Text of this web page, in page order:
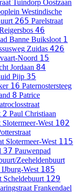
Tuindorp Oostzaan
Westindische
265 Parelstraat
46
Banne Buiksloot 1
Zuidas 426
Noord 15
Jordaan 84
Pijp 35
16 Paternostersteeg
8 Patrice
2 Paul Christiaan
Slotermeer-West 102
Slotermeer-West 115
37 Pauwenpad
Zeeheldenbuurt
IJburg-West 185
Scheldebuurt 129
Frankendael